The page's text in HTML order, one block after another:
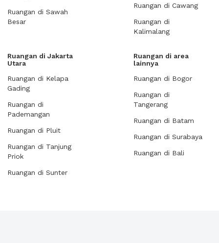
Ruangan di Sawah
Besar
Ruangan di Cawang
Ruangan di
Kalimalang
Ruangan di Jakarta
Utara
Ruangan di Kelapa
Gading
Ruangan di
Pademangan
Ruangan di Pluit
Ruangan di Tanjung
Priok
Ruangan di Sunter
Ruangan di area
lainnya
Ruangan di Bogor
Ruangan di
Tangerang
Ruangan di Batam
Ruangan di Surabaya
Ruangan di Bali